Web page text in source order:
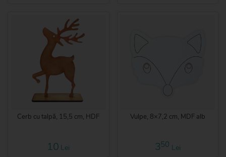
Cerb cu talpă, 15,5 cm, HDF
10 Lei
Vulpe, 8×7,2 cm, MDF alb
350 Lei